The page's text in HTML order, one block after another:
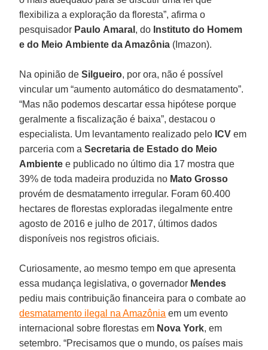
flexibiliza a exploração da floresta”, afirma o
pesquisador Paulo Amaral , do Instituto do Homem
e do Meio Ambiente da Amazônia (Imazon).
Na opinião deSilgueiro, por ora, não é possível
vincular um “aumento automático do desmatamento”.
“Mas não podemos descartar essa hipótese porque
geralmente a fiscalização é baixa”, destacou o
especialista. Um levantamento realizado pelo ICV em
parceria com aSecretaria de Estado do Meio
Ambiente e publicado no último dia 17 mostra que
39% de toda madeira produzida no Mato Grosso
provém de desmatamento irregular. Foram 60.400
hectares de florestas exploradas ilegalmente entre
agosto de 2016 e julho de 2017, últimos dados
disponíveis nos registros oficiais.
Curiosamente, ao mesmo tempo em que apresenta
essa mudança legislativa, o governador Mendes
pediu mais contribuição financeira para o combate ao
desmatamento ilegal na Amazônia em um evento
internacional sobre florestas em Nova York, em
setembro. “Precisamos que o mundo, os países mais